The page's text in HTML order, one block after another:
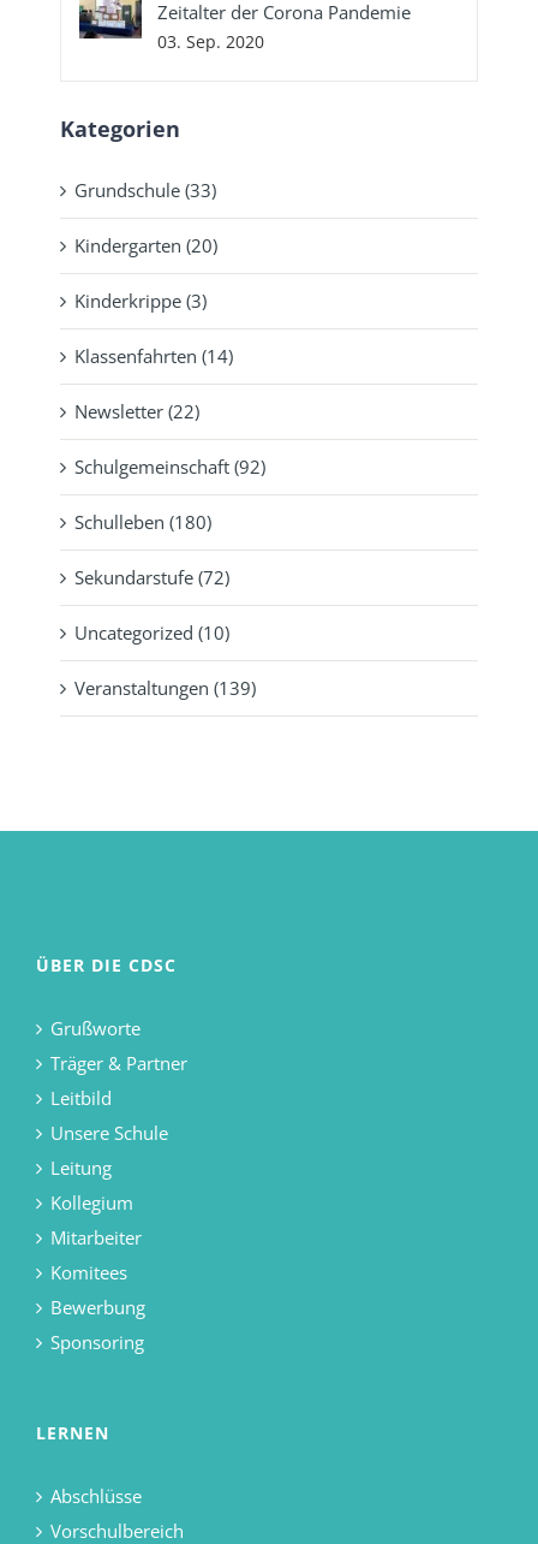
Zeitalter der Corona Pandemie
03. Sep. 2020
Kategorien
Grundschule (33)
Kindergarten (20)
Kinderkrippe (3)
Klassenfahrten (14)
Newsletter (22)
Schulgemeinschaft (92)
Schulleben (180)
Sekundarstufe (72)
Uncategorized (10)
Veranstaltungen (139)
ÜBER DIE CDSC
Grußworte
Träger & Partner
Leitbild
Unsere Schule
Leitung
Kollegium
Mitarbeiter
Komitees
Bewerbung
Sponsoring
LERNEN
Abschlüsse
Vorschulbereich